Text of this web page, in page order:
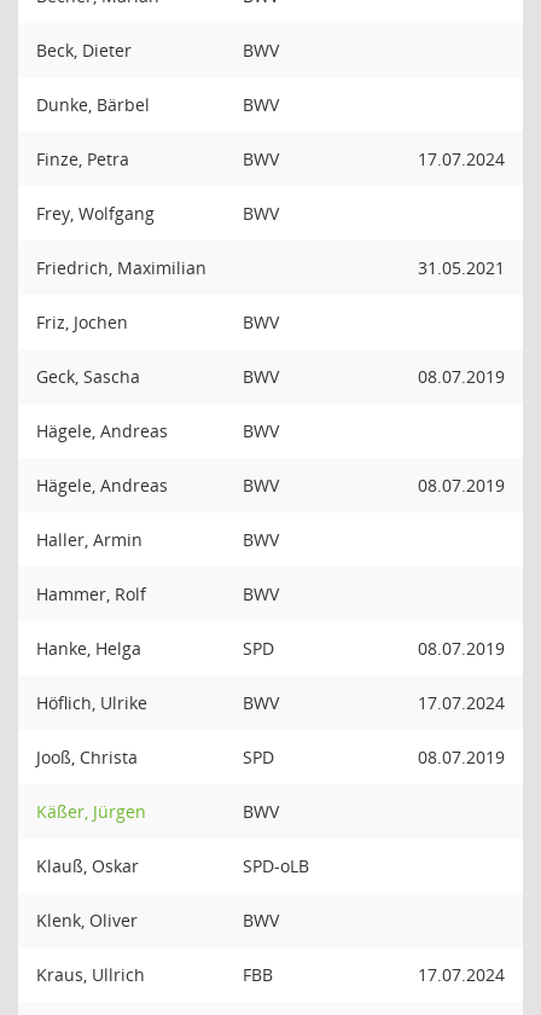
Beck, Dieter BWV
Dunke, Bärbel BWV
Finze, Petra BWV 17.07.2024
Frey, Wolfgang BWV
Friedrich, Maximilian 31.05.2021
Friz, Jochen BWV
Geck, Sascha BWV 08.07.2019
Hägele, Andreas BWV
Hägele, Andreas BWV 08.07.2019
Haller, Armin BWV
Hammer, Rolf BWV
Hanke, Helga SPD 08.07.2019
Höflich, Ulrike BWV 17.07.2024
Jooß, Christa SPD 08.07.2019
Käßer, Jürgen BWV
Klauß, Oskar SPD-oLB
Klenk, Oliver BWV
Kraus, Ullrich FBB 17.07.2024